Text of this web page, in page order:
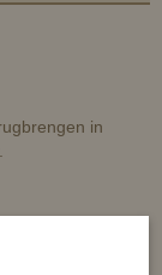
in
die niet alles